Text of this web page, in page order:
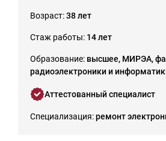
Возраст:38 лет
Стаж работы: 14 лет
Образование: высшее, МИРЭА,
радиоэлектроники и
Аттестованный специалист
Специализация:ремонт